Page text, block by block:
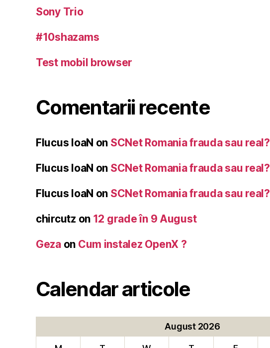
Sony Trio
#10shazams
Test mobil browser
Comentarii recente
Flucus IoaN on SCNet Romania frauda sau real?
Flucus IoaN on SCNet Romania frauda sau real?
Flucus IoaN on SCNet Romania frauda sau real?
chircutz on 12 grade în 9 August
Gezaon Cum instalez OpenX ?
Calendar articole
August 2026